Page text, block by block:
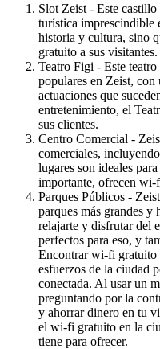
Slot Zeist - Este
turística imprescindible
historia y cultura, sino
gratuito a sus visitantes.
Teatro Figi - Este
populares en Zeist, con
actuaciones que
entretenimiento, el
sus clientes.
Centro Comercial -
comerciales,
lugares son ideales
importante, ofrecen
Parques Públicos -
parques más grandes y
relajarte y disfrutar del
perfectos para eso, y
Encontrar wi-fi gratuito
esfuerzos de la ciudad
conectada. Al usar un
preguntando por la
y ahorrar dinero en tu
el wi-fi gratuito en la
tiene para ofrecer.